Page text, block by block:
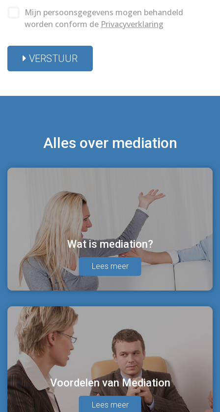
Mijn persoonsgegevens mogen behandeld
worden conform de Privacyverklaring
VERSTUUR
Alles over mediation
Wat is mediation?
Lees meer
Voordelen van Mediation
Lees meer